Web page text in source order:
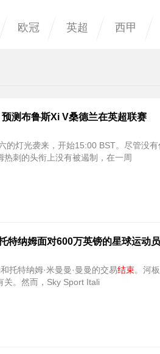
欧冠 英超 西甲
测布鲁斯Xi V桑德兰在英超联赛
的灯光袭来，开始15:00 BST。尽管没
热刺的头衔上没有被遏制，在一周
特纳姆面对600万英镑的星球运动员
托特纳姆·米曼曼·曼曼的交易结束。河
关。然而，Sky Sport Itali